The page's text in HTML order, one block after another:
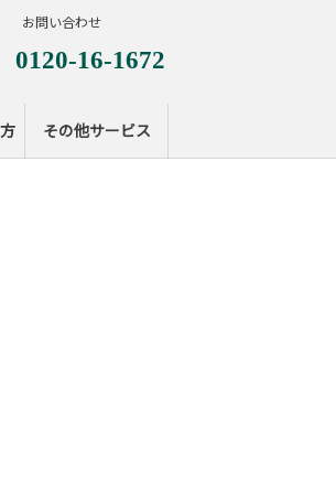
0120-16-1672
その他サービス
お問い合わせ